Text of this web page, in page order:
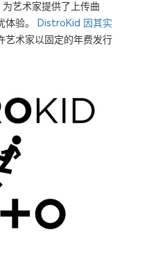
艺术家提供了上传曲
体验。
DistroKid 因其实
艺术家以固定的年费发行